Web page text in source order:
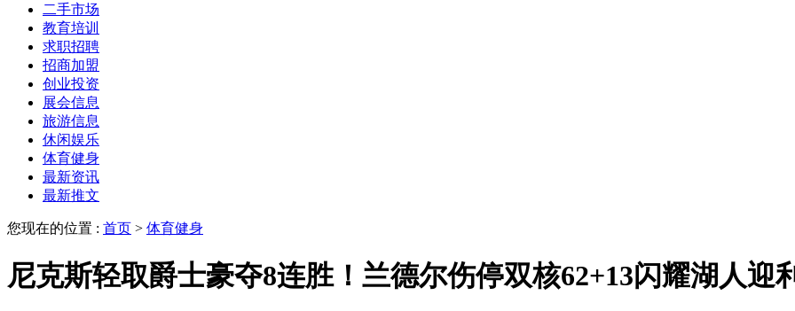
二手市场
教育培训
求职招聘
招商加盟
创业投资
展会信息
旅游信息
休闲娱乐
体育健身
最新资讯
最新推文
您现在的位置 : 首页 > 体育健身
尼克斯轻取爵士豪夺8连胜！兰德尔伤停双核62+13闪耀湖人迎